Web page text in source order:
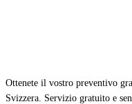
Ottenete il vostro preventivo
Svizzera. Servizio gratuito e